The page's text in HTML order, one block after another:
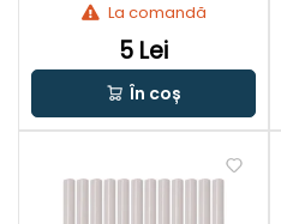
La comandă
5 Lei
În coș